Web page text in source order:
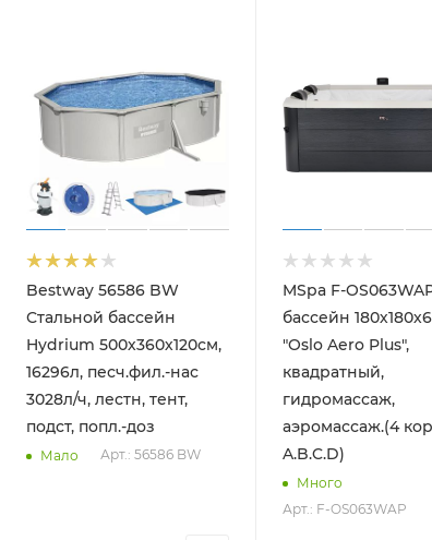
Bestway 56586 BW
Стальной бассейн
Hydrium 500х360х120см,
16296л, песч.фил.-нас
3028л/ч, лестн, тент,
подст, попл.-доз
Мало Арт.: 56586 BW
MSpa F-
бассейн
"Oslo Aero Plus",
квадратный,
гидромассаж,
аэромассаж.(4
A.B.C.D)
Много
Арт.: F-OS063WAP